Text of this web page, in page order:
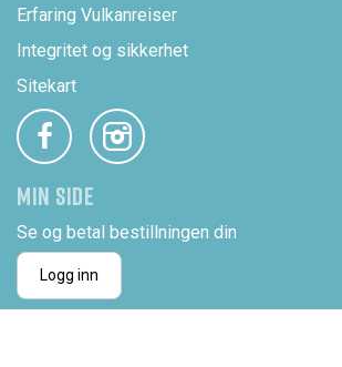
Erfaring Vulkanreiser
Integritet og sikkerhet
Sitekart
MIN SIDE
Se og betal bestillningen din
Logg inn